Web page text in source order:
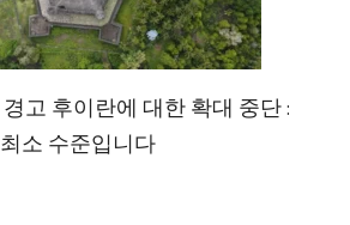
고 후이란에 대한 확대 중단 :
소 수준입니다